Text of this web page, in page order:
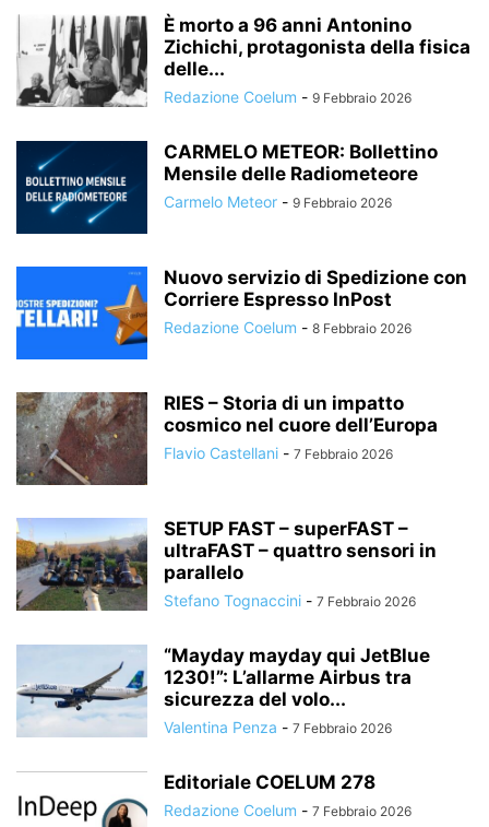
È morto a 96 anni Antonino
Zichichi, protagonista della fisica
delle...
Redazione Coelum - 9 Febbraio 2026
CARMELO METEOR: Bollettino
Mensile delle Radiometeore
Carmelo Meteor - 9 Febbraio 2026
Nuovo servizio di Spedizione con
Corriere Espresso InPost
Redazione Coelum - 8 Febbraio 2026
RIES – Storia di un impatto
cosmico nel cuore dell’Europa
Flavio Castellani - 7 Febbraio 2026
SETUP FAST – superFAST –
ultraFAST – quattro sensori in
parallelo
Stefano Tognaccini - 7 Febbraio 2026
“Mayday mayday qui JetBlue
1230!”: L’allarme Airbus tra
sicurezza del volo...
Valentina Penza - 7 Febbraio 2026
Editoriale COELUM 278
Redazione Coelum - 7 Febbraio 2026